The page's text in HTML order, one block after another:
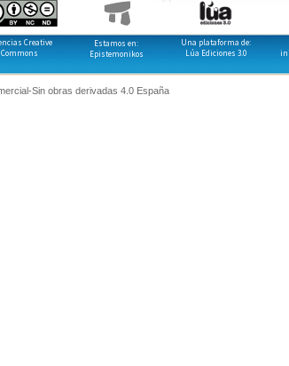
Creative
Commons
Estamos en:
Epistemonikos
Una plataforma de:
Lúa Ediciones 3.0
Sin obras derivadas 4.0 España